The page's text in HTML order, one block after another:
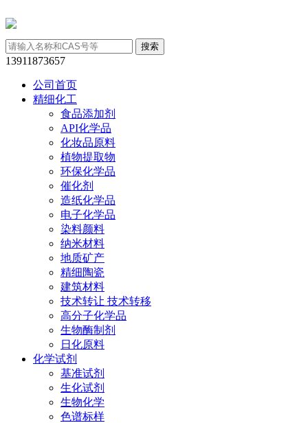
13911873657
公司首页
精细化工
食品添加剂
API化学品
化妆品原料
植物提取物
环保化学品
催化剂
造纸化学品
电子化学品
染料颜料
纳米材料
地质矿产
精细陶瓷
建筑材料
技术转让 技术转移
高分子化学品
生物酶制剂
日化原料
化学试剂
基准试剂
生化试剂
生物化学
色谱标样